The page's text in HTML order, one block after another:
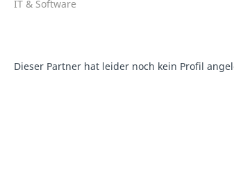
IT & Software
Dieser Partner hat leider noch kein Profil